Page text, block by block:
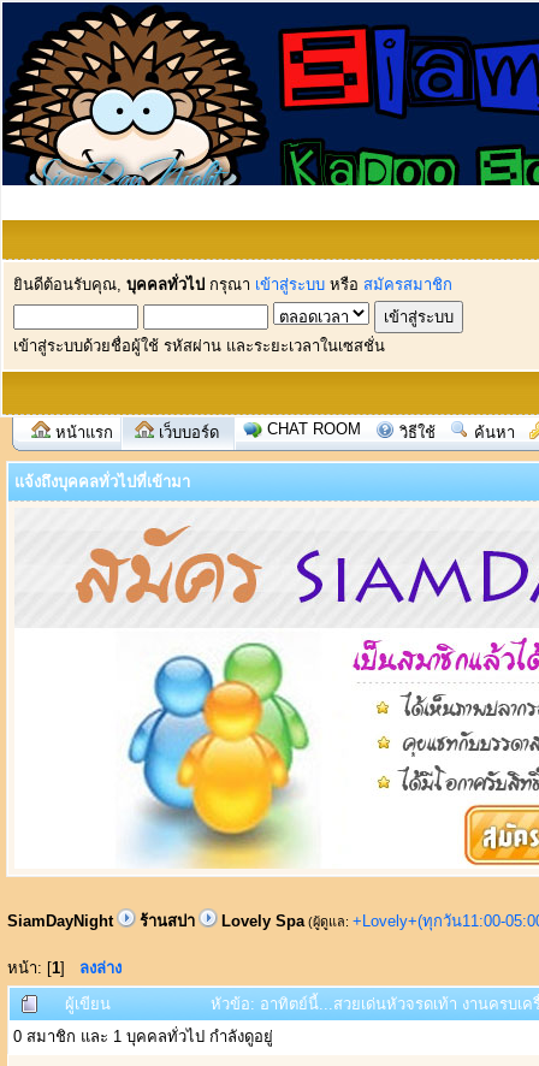
ยินดีต้อนรับคุณ, บุคคลทั่วไป กรุณา เข้าสู่ระบบ หรือ สมัครสมาชิก
เข้าสู่ระบบด้วยชื่อผู้ใช้ รหัสผ่าน และระยะเวลาในเซสชั่น
หน้าแรก เว็บบอร์ด CHAT ROOM วิธีใช้ ค้นหา
แจ้งถึงบุคคลทั่วไปที่เข้ามา
SiamDayNight ร้านสปา Lovely Spa (ผู้ดูแล: +Lovely+(ทุกวัน11:00-
หน้า: [1] ลงล่าง
ผู้เขียน
หัวข้อ: อาทิตย์นี้...สวยเด่นหัวจรดเท้า งานครบเ
0 สมาชิก และ 1 บุคคลทั่วไป กำลังดูอยู่